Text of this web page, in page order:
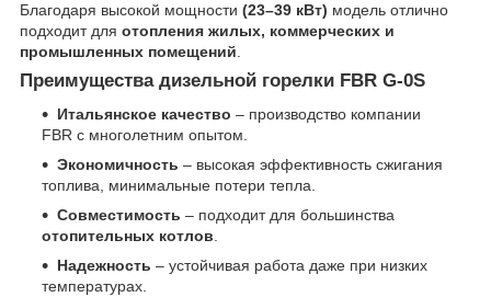
Благодаря высокой мощности (23–39 кВт) модель отлично
подходит для отопления жилых, коммерческих и
промышленных помещений.
Преимущества дизельной горелки FBR G-0S
Итальянское качество – производство компании
FBR с многолетним опытом.
Экономичность – высокая эффективность сжигания
топлива, минимальные потери тепла.
Совместимость – подходит для большинства
отопительных котлов.
Надежность – устойчивая работа даже при низких
температурах.